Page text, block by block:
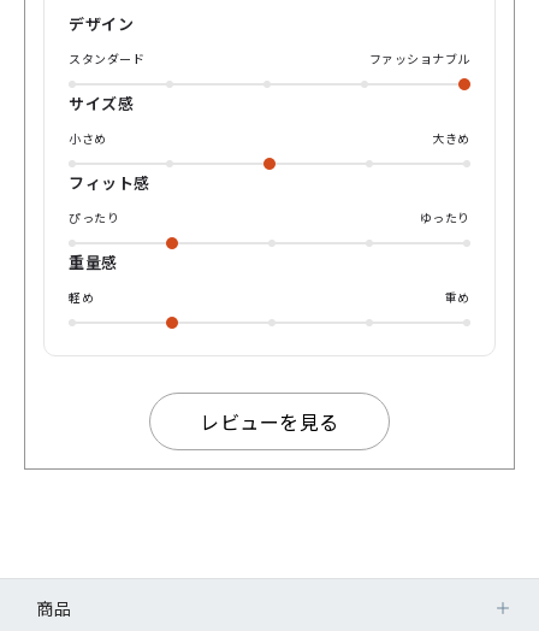
デザイン
スタンダード ファッショナブル
サイズ感
小さめ 大きめ
フィット感
ぴったり ゆったり
重量感
軽め 重め
レビューを見る
商品